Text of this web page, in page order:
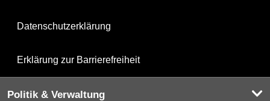
Datenschutzerklärung
Erklärung zur Barrierefreiheit
Politik & Verwaltung